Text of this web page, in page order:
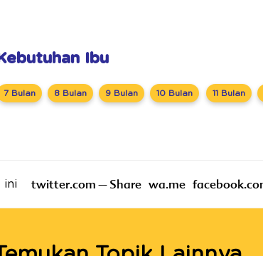
Ibu
7 Bulan 8 Bulan 9 Bulan 10 Bulan 11 Bulan
ini twitter.com – Share wa.me